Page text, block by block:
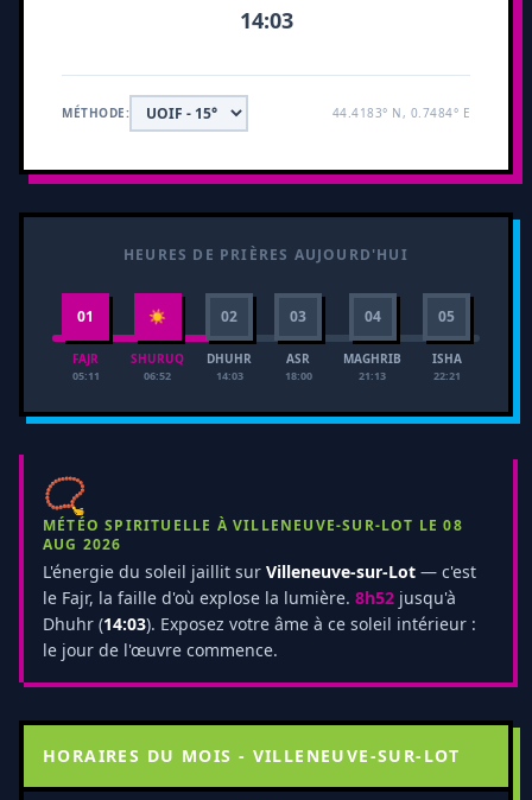
14:03
MÉTHODE: 44.4183° N, 0.7484° E
HEURES DE PRIÈRES AUJOURD'HUI
01
FAJR
05:11
☀
SHURUQ
06:52
02
DHUHR
14:03
03
ASR
18:00
04
MAGHRIB
21:13
05
ISHA
22:21
📿
MÉTÉO SPIRITUELLE À VILLENEUVE-SUR-LOT LE 08
AUG 2026
L'énergie du soleil jaillit sur Villeneuve-sur-Lot — c'est
le Fajr, la faille d'où explose la lumière. 8h52 jusqu'à
Dhuhr (14:03). Exposez votre âme à ce soleil intérieur :
le jour de l'œuvre commence.
HORAIRES DU MOIS - VILLENEUVE-SUR-LOT